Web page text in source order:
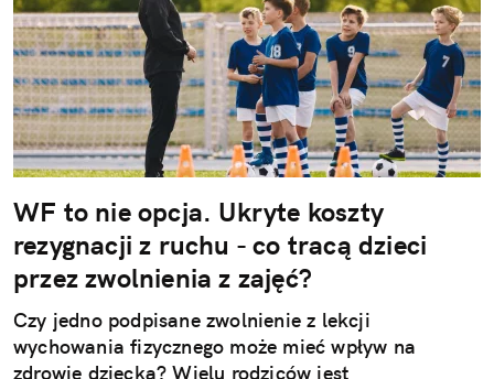
WF to nie opcja. Ukryte koszty
rezygnacji z ruchu - co tracą dzieci
przez zwolnienia z zajęć?
Czy jedno podpisane zwolnienie z lekcji
wychowania fizycznego może mieć wpływ na
zdrowie dziecka? Wielu rodziców jest